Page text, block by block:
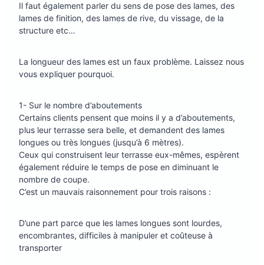
Il faut également parler du sens de pose des lames, des
lames de finition, des lames de rive, du vissage, de la
structure etc…
La longueur des lames est un faux problème. Laissez nous
vous expliquer pourquoi.
1- Sur le nombre d’aboutements
Certains clients pensent que moins il y a d’aboutements,
plus leur terrasse sera belle, et demandent des lames
longues ou très longues (jusqu’à 6 mètres).
Ceux qui construisent leur terrasse eux-mêmes, espèrent
également réduire le temps de pose en diminuant le
nombre de coupe.
C’est un mauvais raisonnement pour trois raisons :
D’une part parce que les lames longues sont lourdes,
encombrantes, difficiles à manipuler et coûteuse à
transporter